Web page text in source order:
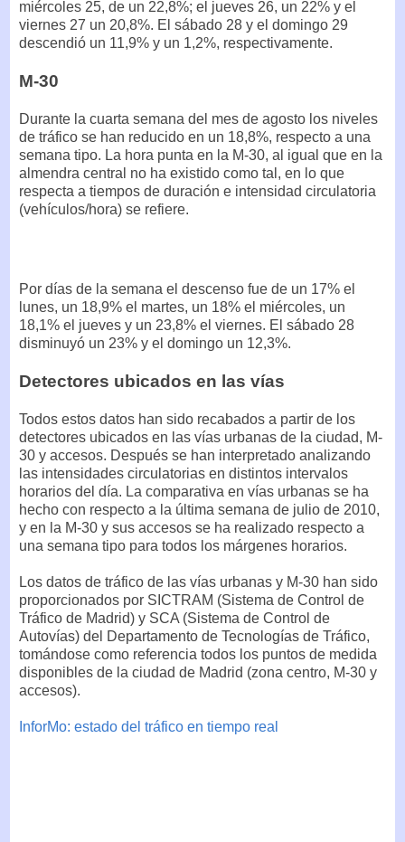
miércoles 25, de un 22,8%; el jueves 26, un 22% y el
viernes 27 un 20,8%. El sábado 28 y el domingo 29
descendió un 11,9% y un 1,2%, respectivamente.
M-30
Durante la cuarta semana del mes de agosto los niveles
de tráfico se han reducido en un 18,8%, respecto a una
semana tipo. La hora punta en la M-30, al igual que en la
almendra central no ha existido como tal, en lo que
respecta a tiempos de duración e intensidad circulatoria
(vehículos/hora) se refiere.
Por días de la semana el descenso fue de un 17% el
lunes, un 18,9% el martes, un 18% el miércoles, un
18,1% el jueves y un 23,8% el viernes. El sábado 28
disminuyó un 23% y el domingo un 12,3%.
Detectores ubicados en las vías
Todos estos datos han sido recabados a partir de los
detectores ubicados en las vías urbanas de la ciudad, M-
30 y accesos. Después se han interpretado analizando
las intensidades circulatorias en distintos intervalos
horarios del día. La comparativa en vías urbanas se ha
hecho con respecto a la última semana de julio de 2010,
y en la M-30 y sus accesos se ha realizado respecto a
una semana tipo para todos los márgenes horarios.
Los datos de tráfico de las vías urbanas y M-30 han sido
proporcionados por SICTRAM (Sistema de Control de
Tráfico de Madrid) y SCA (Sistema de Control de
Autovías) del Departamento de Tecnologías de Tráfico,
tomándose como referencia todos los puntos de medida
disponibles de la ciudad de Madrid (zona centro, M-30 y
accesos).
InforMo: estado del tráfico en tiempo real